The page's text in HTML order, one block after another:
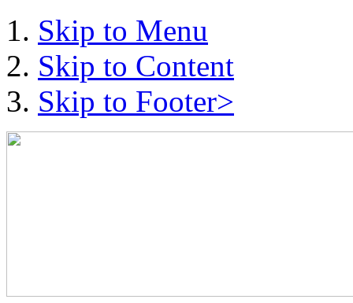
Skip to Menu
Skip to Content
Skip to Footer>